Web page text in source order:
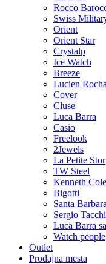
Rocco
Swiss
Orient
Orient Star
Crystalp
Ice Watch
Breeze
Lucien
Cover
Cluse
Luca Barra
Casio
Freelook
2Jewels
La Petite
TW Steel
Kenneth
Bigotti
Santa
Sergio
Luca Barra
Watch people
Outlet
Prodajna mesta